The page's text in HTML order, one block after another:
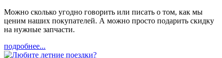
Можно сколько угодно говорить или писать о том, как мы
ценим наших покупателей. А можно просто подарить скидку
на нужные запчасти.
подробнее...